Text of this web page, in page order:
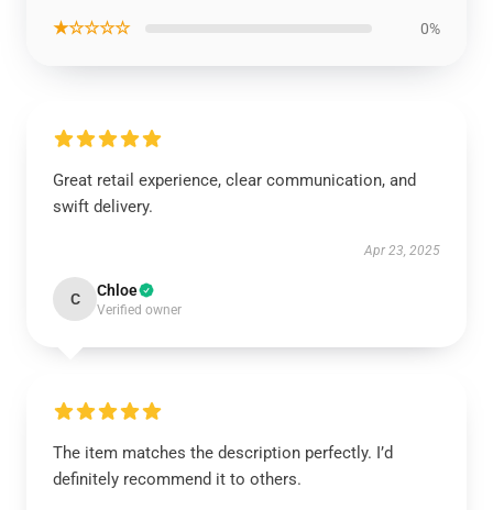
★☆☆☆☆ 0%
Great retail experience, clear communication, and
swift delivery.
Apr 23, 2025
C Chloe
Verified owner
The item matches the description perfectly. I’d
definitely recommend it to others.